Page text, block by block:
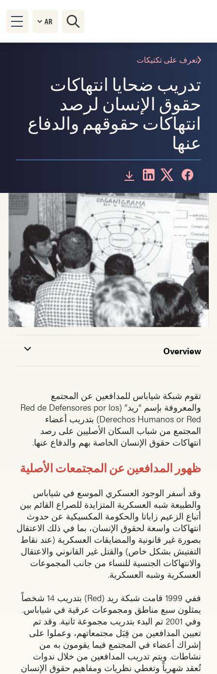
تعرف على تكتيكات
تدريب ضحايا انتهاكات
حقوق الإنسان لرصد
انتهاكات حقوقهم والدفاع
عنها
Overview
تقوم شبكة شياباس للمدافعين عن المجتمع
والمعروفة بإسم “ريد” (Red de Defensores por los
Derechos Humanos or Red) بتدريب أعضاء
المجتمع من شباب السكان الأصليين على رصد
انتهاكات حقوق الإنسان الخاصة بهم والدفاع عنها.
ظهور المدافعين عن المجتمعات الأصلية
وقد أسفر الوجود العسكري الموسع في شياباس
والطبيعة شبه العسكرية المتزايدة للصراع القائم بين
أتباع الزعيم زاباتا والحكومة المكسيكية عن حدوث
انتهاكات واسعة لحقوق الإنسان، بما في ذلك الاعتقال
بصورة غير قانونية والمضايقات العسكرية (عند نقاط
التفتيش بشكل خاص) والقتل غير القانوني والاعتقال
والانتهاكات الجنسية للنساء من جانب المجموعات
العسكرية وشبه العسكرية.
ففي 1999 قامت شبكة ريد (Red) بتدريب 14 شخصاً
يمثلون سبع مناطق ومجموعات عرقية في شياباس.
وفي 2001 تم البدء بتدريب مجموعة ثانية. وقد تم
تعيين المدافعين من قِبَل مجتمعاتهم، وعملوا على
إشراك أعضاء في المجتمع فيما يقومون به من
نشاطات. ويتم تدريب المدافعين من خلال ندوات
تُعقد شهرياً وتغطي نظريات ومفاهيم حقوق الإنسان